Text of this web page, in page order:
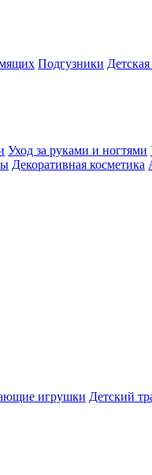
Подгузники
Уход за руками и ногтями
Декоративная косметика
игрушки Детский